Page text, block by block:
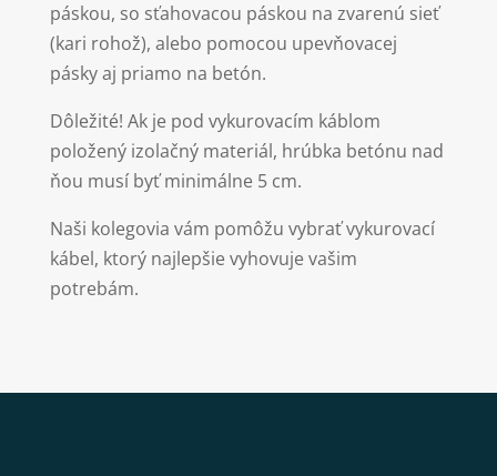
páskou, so sťahovacou páskou na zvarenú sieť
(kari rohož), alebo pomocou upevňovacej
pásky aj priamo na betón.
Dôležité! Ak je pod vykurovacím káblom
položený izolačný materiál, hrúbka betónu nad
ňou musí byť minimálne 5 cm.
Naši kolegovia vám pomôžu vybrať vykurovací
kábel, ktorý najlepšie vyhovuje vašim
potrebám.